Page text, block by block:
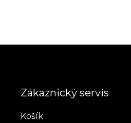
Zákaznický servis
Košík